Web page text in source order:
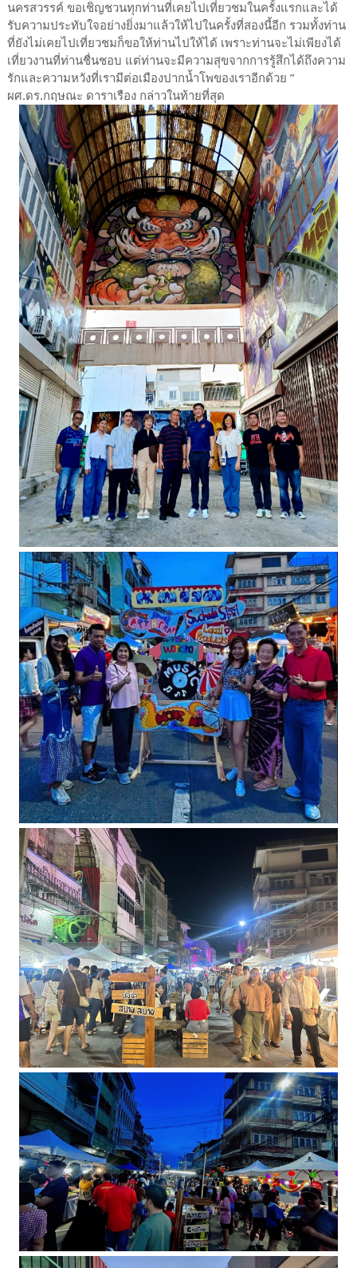
นครสวรรค์ ขอเชิญชวนทุกท่านที่เคยไปเที่ยวชมในครั้งแรกและได้
รับความประทับใจอย่างยิ่งมาแล้วให้ไปในครั้งที่สองนี้อีก รวมทั้งท่าน
ที่ยังไม่เคยไปเที่ยวชมก็ขอให้ท่านไปให้ได้ เพราะท่านจะไม่เพียงได้
เที่ยวงานที่ท่านชื่นชอบ แต่ท่านจะมีความสุขจากการรู้สึกได้ถึงความ
รักและความหวังที่เรามีต่อเมืองปากน้ำโพของเราอีกด้วย ”
ผศ.ดร.กฤษณะ ดาราเรือง กล่าวในท้ายที่สุด